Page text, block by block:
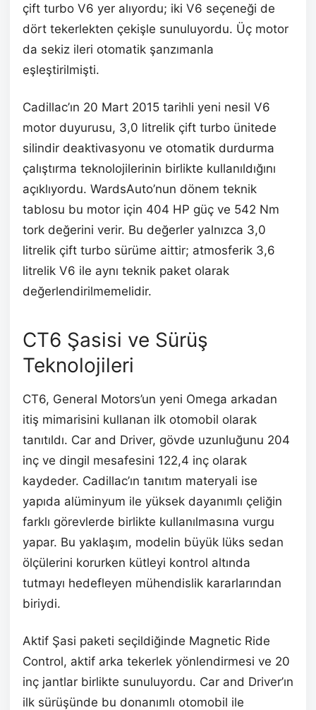
çift turbo V6 yer alıyordu; iki V6 seçeneği de
dört tekerlekten çekişle sunuluyordu. Üç motor
da sekiz ileri otomatik şanzımanla
eşleştirilmişti.
Cadillac’ın 20 Mart 2015 tarihli yeni nesil V6
motor duyurusu, 3,0 litrelik çift turbo ünitede
silindir deaktivasyonu ve otomatik durdurma
çalıştırma teknolojilerinin birlikte kullanıldığını
açıklıyordu. WardsAuto’nun dönem teknik
tablosu bu motor için 404 HP güç ve 542 Nm
tork değerini verir. Bu değerler yalnızca 3,0
litrelik çift turbo sürüme aittir; atmosferik 3,6
litrelik V6 ile aynı teknik paket olarak
değerlendirilmemelidir.
CT6 Şasisi ve Sürüş
Teknolojileri
CT6, General Motors’un yeni Omega arkadan
itiş mimarisini kullanan ilk otomobil olarak
tanıtıldı. Car and Driver, gövde uzunluğunu 204
inç ve dingil mesafesini 122,4 inç olarak
kaydeder. Cadillac’ın tanıtım materyali ise
yapıda alüminyum ile yüksek dayanımlı çeliğin
farklı görevlerde birlikte kullanılmasına vurgu
yapar. Bu yaklaşım, modelin büyük lüks sedan
ölçülerini korurken kütleyi kontrol altında
tutmayı hedefleyen mühendislik kararlarından
biriydi.
Aktif Şasi paketi seçildiğinde Magnetic Ride
Control, aktif arka tekerlek yönlendirmesi ve 20
inç jantlar birlikte sunuluyordu. Car and Driver’ın
ilk sürüşünde bu donanımlı otomobil ile